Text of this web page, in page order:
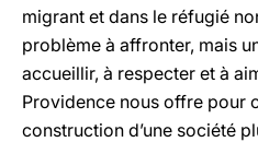
migrant et dans le réfugié
problème à affronter, mais
accueillir, à respecter et à
Providence nous offre pour
construction d’une société